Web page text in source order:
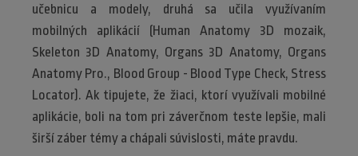
učebnicu a modely, druhá sa učila využívaním
mobilných aplikácií (Human Anatomy 3D mozaik,
Skeleton 3D Anatomy, Organs 3D Anatomy, Organs
Anatomy Pro., Blood Group - Blood Type Check, Stress
Locator). Ak tipujete, že žiaci, ktorí využívali mobilné
aplikácie, boli na tom pri záverčnom teste lepšie, mali
širší záber témy a chápali súvislosti, máte pravdu.